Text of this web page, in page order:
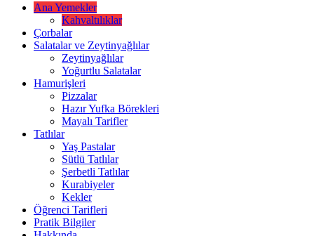
Ana Yemekler
Kahvaltılıklar
Çorbalar
Salatalar ve Zeytinyağlılar
Zeytinyağlılar
Yoğurtlu Salatalar
Hamurişleri
Pizzalar
Hazır Yufka Börekleri
Mayalı Tarifler
Tatlılar
Yaş Pastalar
Sütlü Tatlılar
Şerbetli Tatlılar
Kurabiyeler
Kekler
Öğrenci Tarifleri
Pratik Bilgiler